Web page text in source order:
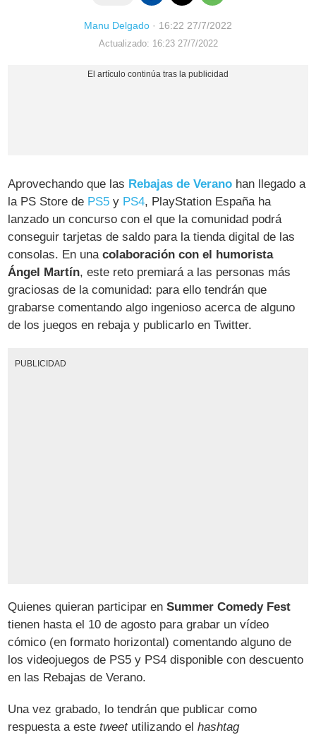
Manu Delgado · 16:22 27/7/2022
Actualizado: 16:23 27/7/2022
Aprovechando que las Rebajas de Verano han llegado a
la PS Store de PS5 y PS4, PlayStation España ha
lanzado un concurso con el que la comunidad podrá
conseguir tarjetas de saldo para la tienda digital de las
consolas. En unacolaboración con el humorista
Ángel Martín, este reto premiará a las personas más
graciosas de la comunidad: para ello tendrán que
grabarse comentando algo ingenioso acerca de alguno
de los juegos en rebaja y publicarlo en Twitter.
PUBLICIDAD
Quienes quieran participar enSummer Comedy Fest
tienen hasta el 10 de agosto para grabar un vídeo
cómico (en formato horizontal) comentando alguno de
los videojuegos de PS5 y PS4 disponible con descuento
en las Rebajas de Verano.
Una vez grabado, lo tendrán que publicar como
respuesta a estetweetutilizando elhashtag